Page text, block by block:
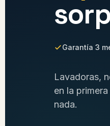
Garantía 3
Lavadoras,
en la
nada.